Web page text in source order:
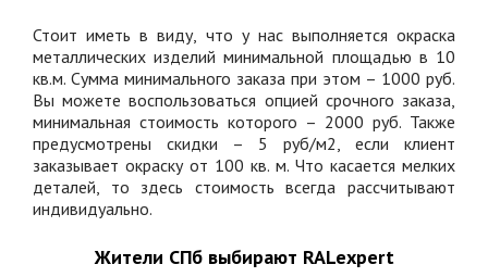
Стоит иметь в виду, что у нас выполняется окраска
металлических изделий минимальной площадью в 10
кв.м. Сумма минимального заказа при этом – 1000 руб.
Вы можете воспользоваться опцией срочного заказа,
минимальная стоимость которого – 2000 руб. Также
предусмотрены скидки – 5 руб/м2, если клиент
заказывает окраску от 100 кв. м. Что касается мелких
деталей, то здесь стоимость всегда рассчитывают
индивидуально.
Жители СПб выбирают RALexpert